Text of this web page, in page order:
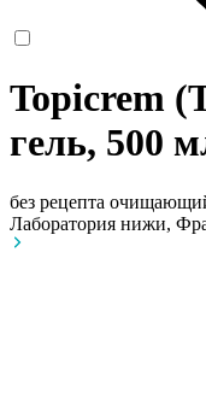
Topicrem
гель, 500
без рецепта очищающий
Лаборатория нижи,